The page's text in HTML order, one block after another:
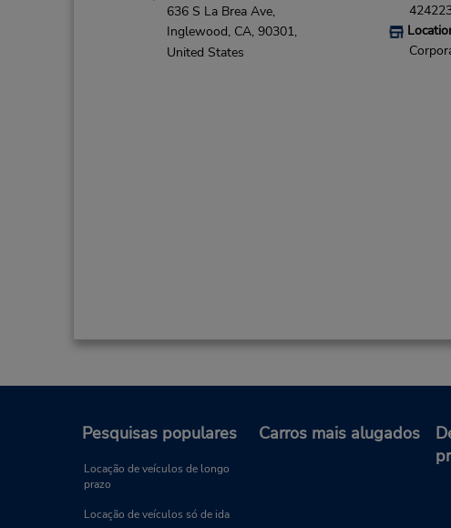
636 S La Brea Ave,
Inglewood, CA, 90301,
United States
Pesquisas populares
Locação de veículos de longo
prazo
Locação de veículos só de ida
Carros mais alugados